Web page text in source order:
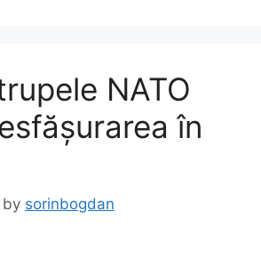
NATO
în
by sorinbogdan